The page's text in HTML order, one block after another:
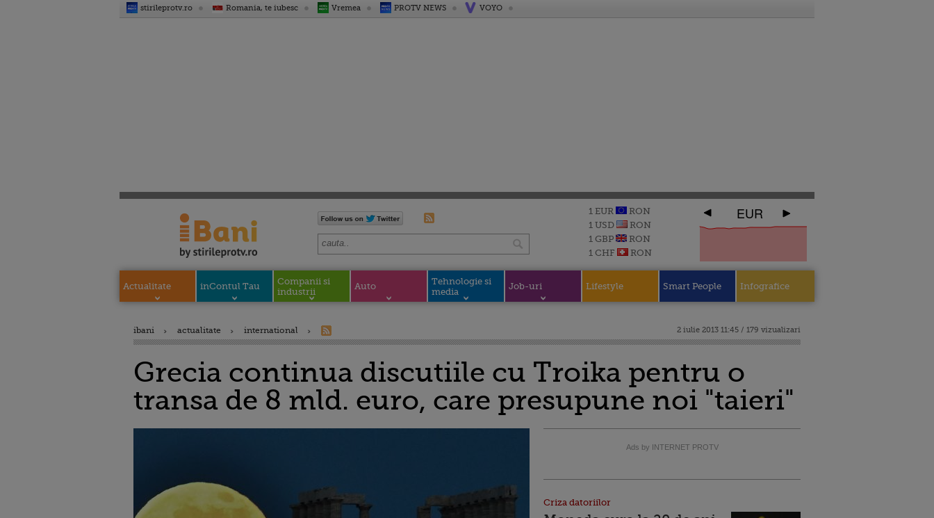
stirileprotv.ro Romania, te iubesc Vremea PROTV NEWS VOYO
1 EUR
RON
1 USD
RON
1 GBP
RON
1 CHF
RON
EUR
Actualitate inContul Tau
Companii si
industrii
Auto
Tehnologie si
media
Job-uri Lifestyle Smart People Infografice
ibani actualitate international 2 iulie 2013 11:45 / 179 vizualizari
Grecia continua discutiile cu Troika pentru o
transa de 8 mld. euro, care presupune noi "taieri"
Ads by INTERNET PROTV
Criza datoriilor